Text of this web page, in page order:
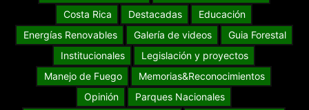
Costa Rica
Destacadas
Educación
Energías Renovables
Galería de videos
Guia Forestal
Institucionales
Legislación y proyectos
Manejo de Fuego
Memorias&Reconocimientos
Opinión
Parques Nacionales